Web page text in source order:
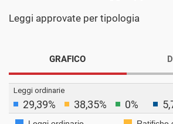
Leggi approvate per tipologia
GRAFICO